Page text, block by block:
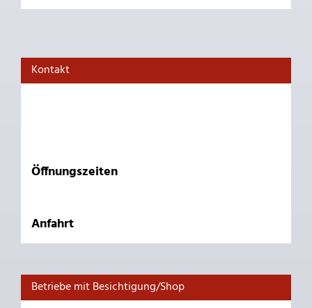
Kontakt
Öffnungszeiten
Anfahrt
Betriebe mit Besichtigung/Shop